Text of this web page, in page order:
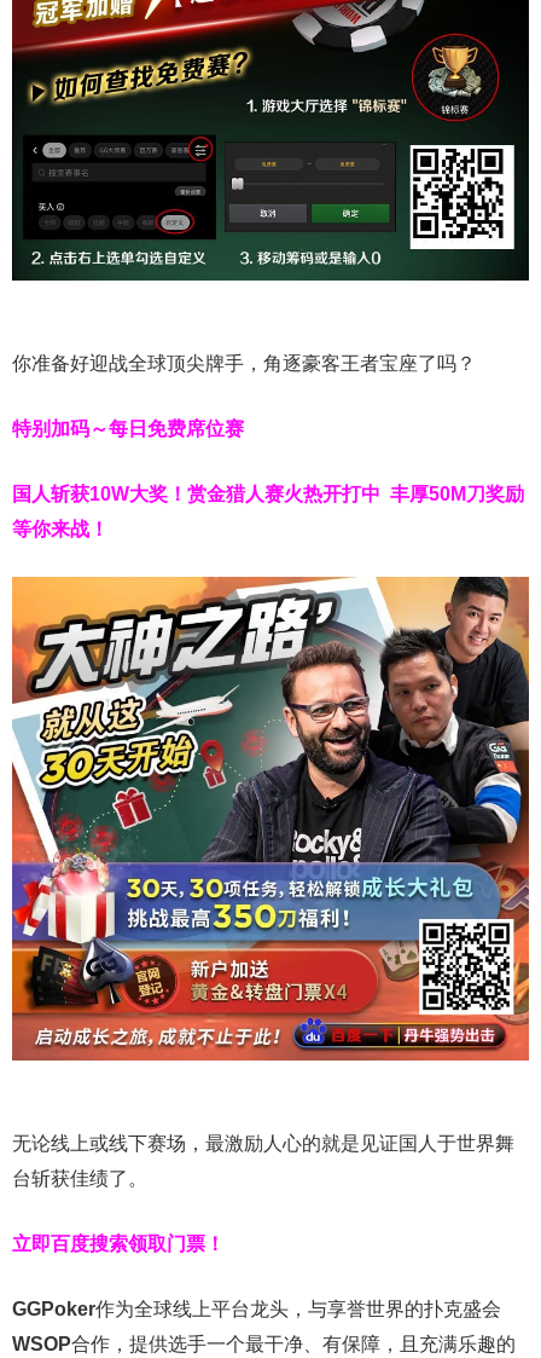
你准备好迎战全球顶尖牌手，角逐豪客王者宝座了吗？
特别加码～每日免费席位赛
国人斩获10W大奖！ 赏金猎人赛火热开打中 丰厚50M刀奖励
等你来战！
无论线上或线下赛场，最激励人心的就是见证国人于世界舞
台斩获佳绩了。
立即百度搜索领取门票！
GGPoker作为全球线上平台龙头，与享誉世界的扑克盛会
WSOP合作，提供选手一个最干净、有保障，且充满乐趣的